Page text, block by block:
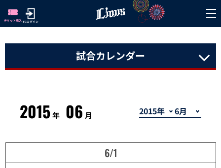
試合カレンダー
2015年 06 月
6/1